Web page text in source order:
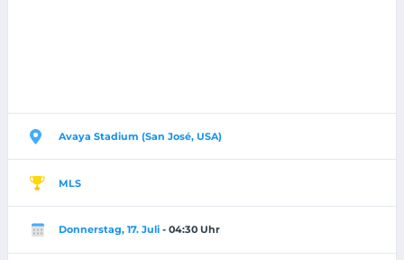
Avaya Stadium (San José, USA)
MLS
Donnerstag, 17. Juli - 04:30 Uhr